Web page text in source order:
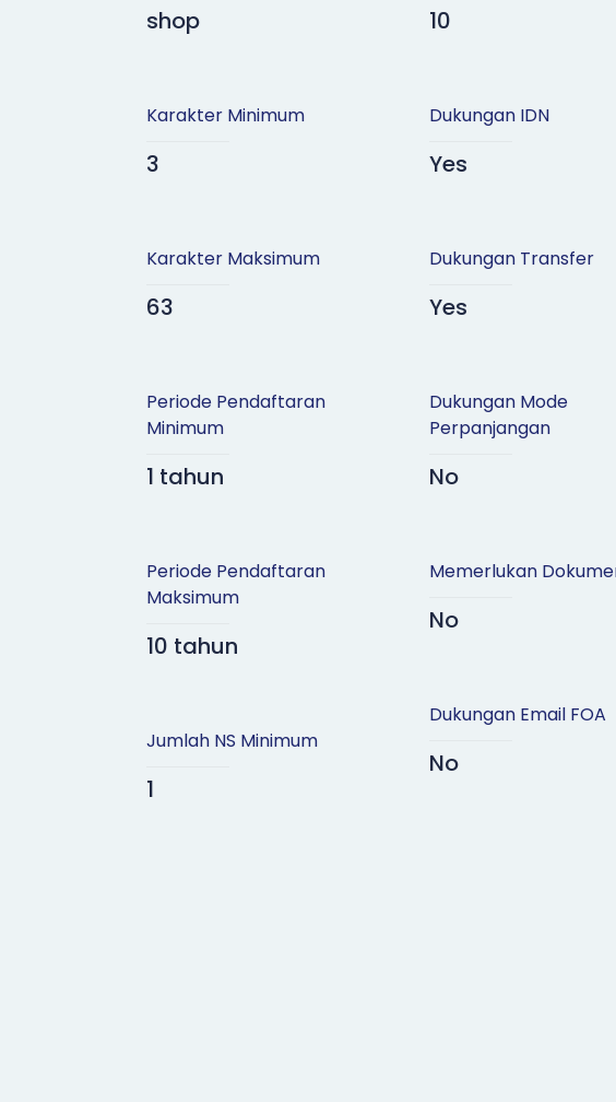
shop
Karakter Minimum
3
Karakter Maksimum
63
Periode Pendaftaran
Minimum
1 tahun
Periode Pendaftaran
Maksimum
10 tahun
Jumlah NS Minimum
1
10
Dukungan IDN
Yes
Dukungan Transfer
Yes
Dukungan Mode
Perpanjangan
No
Memerlukan
No
Dukungan Email FOA
No